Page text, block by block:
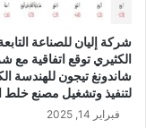
ل
أ
س
ه
ي
S
D
/
شركة إليان للصناعة
الكثيري توقع اتفاقية مع
شاندونغ تيجون للهندسة
لتنفيذ وتشغيل مصنع خلط
فبراير 14, 2025